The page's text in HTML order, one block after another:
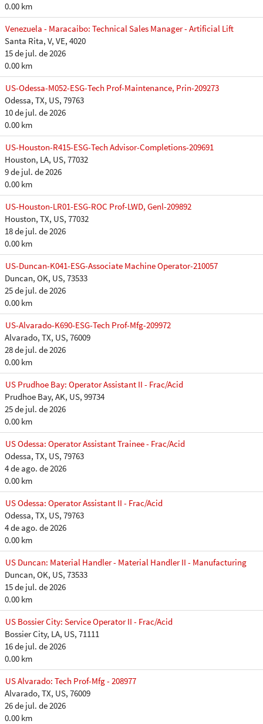
0.00 km
Venezuela - Maracaibo: Technical Sales Manager - Artificial Lift
Santa Rita, V, VE, 4020
15 de jul. de 2026
0.00 km
US-Odessa-M052-ESG-Tech Prof-Maintenance, Prin-209273
Odessa, TX, US, 79763
10 de jul. de 2026
0.00 km
US-Houston-R415-ESG-Tech Advisor-Completions-209691
Houston, LA, US, 77032
9 de jul. de 2026
0.00 km
US-Houston-LR01-ESG-ROC Prof-LWD, Genl-209892
Houston, TX, US, 77032
18 de jul. de 2026
0.00 km
US-Duncan-K041-ESG-Associate Machine Operator-210057
Duncan, OK, US, 73533
25 de jul. de 2026
0.00 km
US-Alvarado-K690-ESG-Tech Prof-Mfg-209972
Alvarado, TX, US, 76009
28 de jul. de 2026
0.00 km
US Prudhoe Bay: Operator Assistant II - Frac/Acid
Prudhoe Bay, AK, US, 99734
25 de jul. de 2026
0.00 km
US Odessa: Operator Assistant Trainee - Frac/Acid
Odessa, TX, US, 79763
4 de ago. de 2026
0.00 km
US Odessa: Operator Assistant II - Frac/Acid
Odessa, TX, US, 79763
4 de ago. de 2026
0.00 km
US Duncan: Material Handler - Material Handler II - Manufacturing
Duncan, OK, US, 73533
15 de jul. de 2026
0.00 km
US Bossier City: Service Operator II - Frac/Acid
Bossier City, LA, US, 71111
16 de jul. de 2026
0.00 km
US Alvarado: Tech Prof-Mfg - 208977
Alvarado, TX, US, 76009
26 de jul. de 2026
0.00 km